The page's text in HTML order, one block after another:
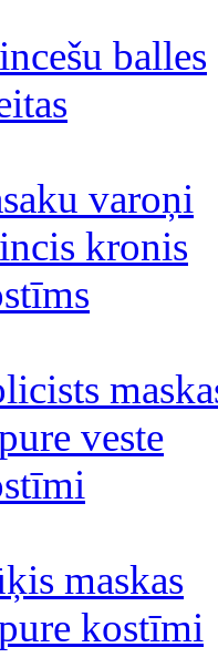
balles
varoņi
kronis
veste
maskas
kostīmi